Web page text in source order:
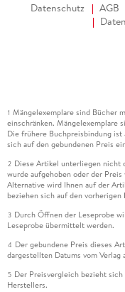
Datenschutz AGB
1 Mängelexemplare sind Bücher
einschränken. Mängelexemplare
Die frühere Buchpreisbindung ist
sich auf den gebundenen Preis
2 Diese Artikel unterliegen nicht
wurde aufgehoben oder der
Alternative wird Ihnen auf der
beziehen sich auf den vorherigen
3 Durch Öffnen der Leseprobe
Leseprobe übermittelt werden.
4 Der gebundene Preis dieses
dargestellten Datums vom Verlag
5 Der Preisvergleich bezieht
Herstellers.